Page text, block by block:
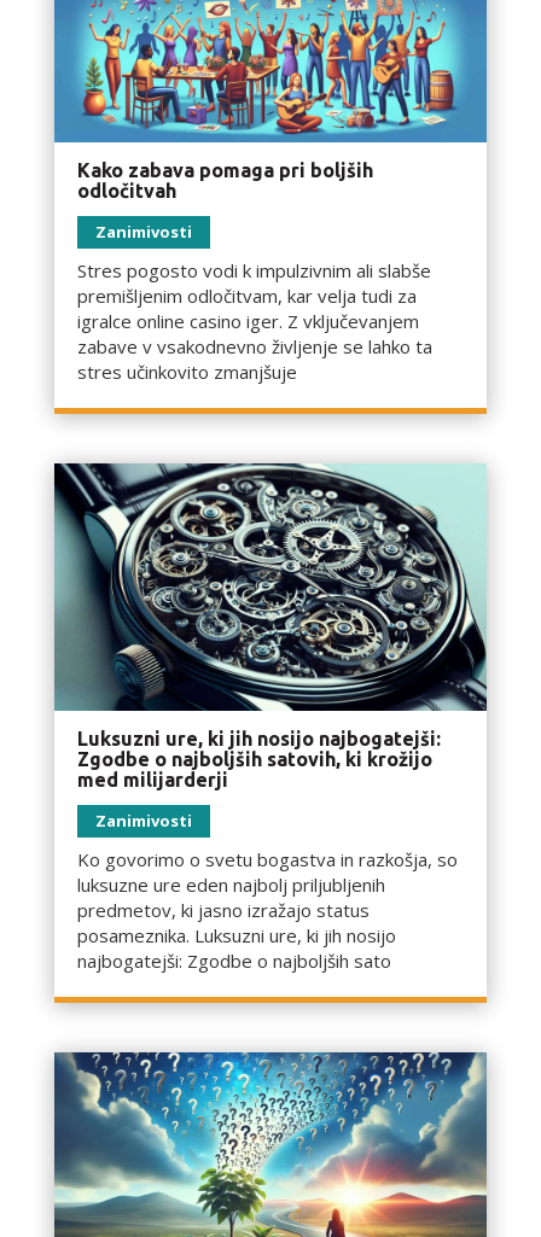
Kako zabava pomaga pri boljših
odločitvah
Zanimivosti
Stres pogosto vodi k impulzivnim ali slabše
premišljenim odločitvam, kar velja tudi za
igralce online casino iger. Z vključevanjem
zabave v vsakodnevno življenje se lahko ta
stres učinkovito zmanjšuje
Luksuzni ure, ki jih nosijo najbogatejši:
Zgodbe o najboljših satovih, ki krožijo
med milijarderji
Zanimivosti
Ko govorimo o svetu bogastva in razkošja, so
luksuzne ure eden najbolj priljubljenih
predmetov, ki jasno izražajo status
posameznika. Luksuzni ure, ki jih nosijo
najbogatejši: Zgodbe o najboljših sato